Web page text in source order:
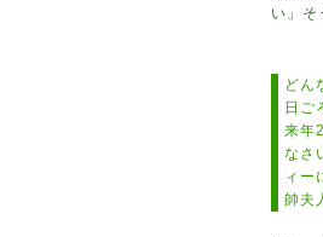
い」そ
どん
日ご
来年
なさ
ィー
帥夫